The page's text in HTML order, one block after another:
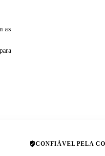
as
CONFIÁVEL PELA